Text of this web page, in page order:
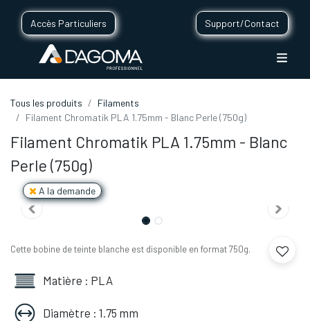
Accès Particuliers Support/Contact
Tous les produits
Filaments
Filament Chromatik PLA 1.75mm - Blanc Perle (750g)
Filament Chromatik PLA 1.75mm - Blanc
Perle (750g)
A la demande
Cette bobine de teinte blanche est disponible en format 750g.
Matière : PLA
Diamètre : 1.75 mm